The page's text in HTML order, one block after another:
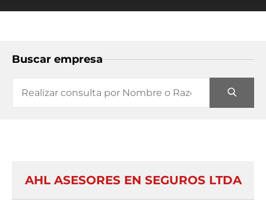
Buscar empresa
AHL ASESORES EN SEGUROS LTDA